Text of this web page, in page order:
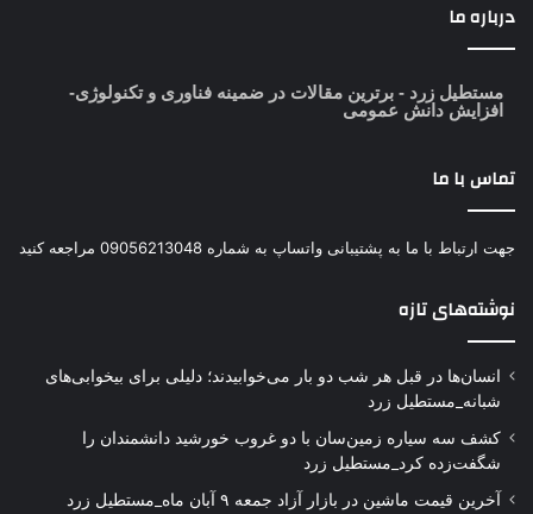
درباره ما
مستطیل زرد - برترین مقالات در ضمینه فناوری و تکنولوژی-
افزایش دانش عمومی
تماس با ما
جهت ارتباط با ما به پشتیبانی واتساپ به شماره 09056213048 مراجعه کنید
نوشته‌های تازه
انسان‌ها در قبل هر شب دو بار می‌خوابیدند؛ دلیلی برای بیخوابی‌های
شبانه_مستطیل زرد
کشف سه سیاره زمین‌سان با دو غروب خورشید دانشمندان را
شگفت‌زده کرد_مستطیل زرد
آخرین قیمت ماشین در بازار آزاد جمعه ۹ آبان ماه_مستطیل زرد